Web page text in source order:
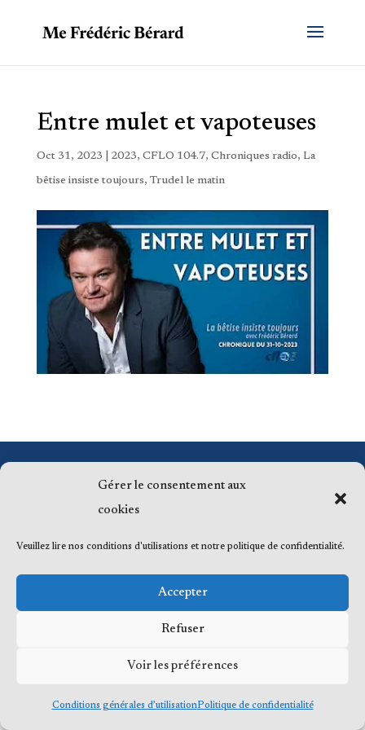
Gérer le consentement aux
cookies
Veuillez lire nos conditions d'utilisations et notre politique de confidentialité.
Accepter
Refuser
Voir les préférences
Conditions générales d’utilisationPolitique de confidentialité
Entre mulet et vapoteuses
Oct 31, 2023 2023, CFLO 104.7, Chroniques radio, La
bêtise insiste toujours, Trudel le matin
© 2023 Me Frédéric Bérard, tous droits